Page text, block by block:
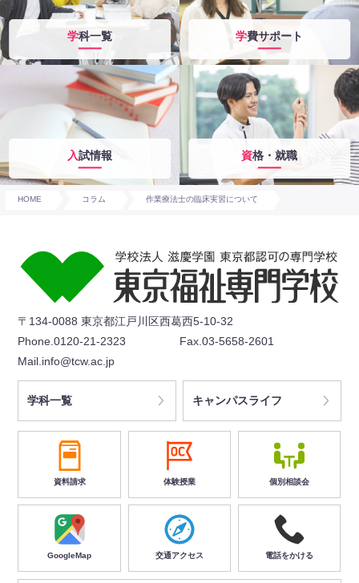
学科一覧 学費サポート
入試情報 資格・就職
HOME コラム 作業療法士の臨床実習について
〒134-0088 東京都江戸川区西葛西5-10-32
Phone.0120-21-2323
Fax.03-5658-2601
Mail.info@tcw.ac.jp
学科一覧 キャンパスライフ
資料請求 体験授業 個別相談会
GoogleMap 交通アクセス 電話をかける